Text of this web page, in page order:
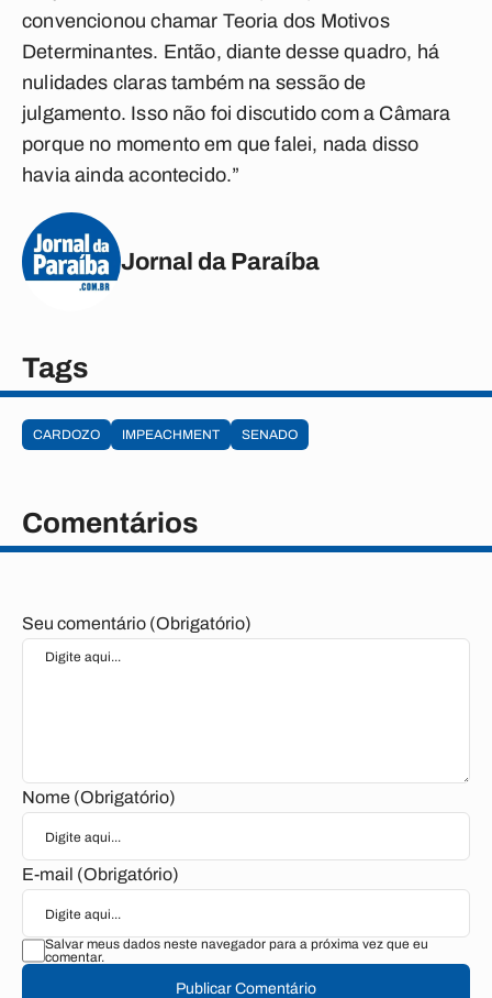
convencionou chamar Teoria dos Motivos
Determinantes. Então, diante desse quadro, há
nulidades claras também na sessão de
julgamento. Isso não foi discutido com a Câmara
porque no momento em que falei, nada disso
havia ainda acontecido.”
Jornal da Paraíba
Tags
CARDOZO IMPEACHMENT SENADO
Comentários
Seu comentário (Obrigatório)
Nome (Obrigatório)
E-mail (Obrigatório)
Salvar meus dados neste navegador para a próxima vez que eu
comentar.
Publicar Comentário